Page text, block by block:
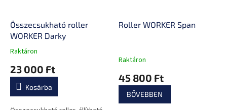
Összecsukható roller
WORKER Darky
A
átlagos
értékelése
Raktáron
23 000 Ft
Kosárba
Roller WORKER Span
Raktáron
45 800 Ft
BŐVEBBEN